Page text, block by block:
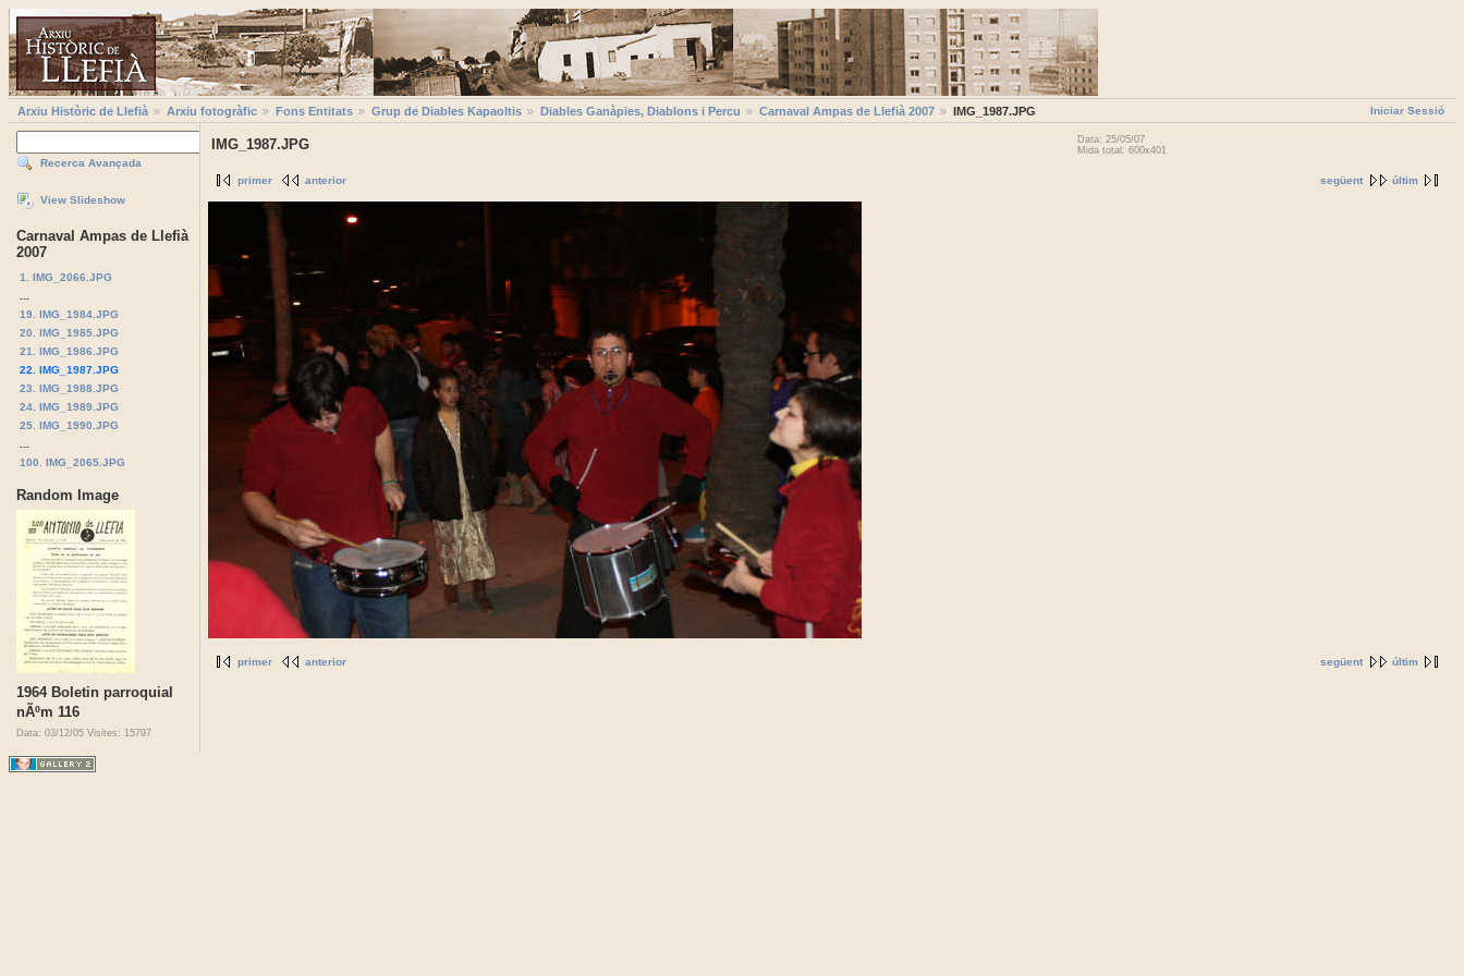
Iniciar Sessió
Arxiu Històric de Llefià Arxiu fotogràfic Fons Entitats Grup de Diables Kapaoltis Diables Ganàpies, Diablons i Percu Carnaval Ampas de Llefià 2007 IMG_1987.JPG
Recerca Avançada
View Slideshow
Carnaval Ampas de Llefià
2007
1. IMG_2066.JPG
19. IMG_1984.JPG
20. IMG_1985.JPG
21. IMG_1986.JPG
22. IMG_1987.JPG
23. IMG_1988.JPG
24. IMG_1989.JPG
25. IMG_1990.JPG
100. IMG_2065.JPG
Random Image
1964 Boletin parroquial
nÃºm 116
Data: 03/12/05 Visites: 15797
IMG_1987.JPG
Data: 25/05/07
Mida total: 600x401
següent últim
primer anterior
següent últim
primer anterior